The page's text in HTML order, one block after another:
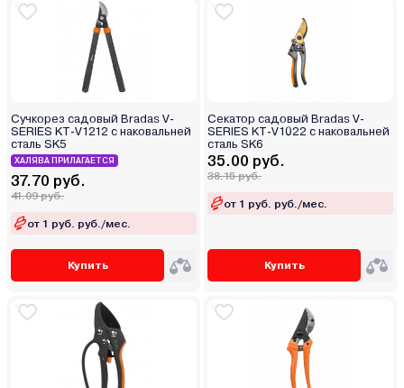
Сучкорез садовый Bradas V-
SERIES KT-V1212 с наковальней
сталь SK5
ХАЛЯВА ПРИЛАГАЕТСЯ
37.70 руб.
41.09 руб.
от 1 руб. руб./мес.
Купить
Секатор садовый Bradas V-
SERIES KT-V1022 с наковальней
сталь SK6
35.00 руб.
38.15 руб.
от 1 руб. руб./мес.
Купить